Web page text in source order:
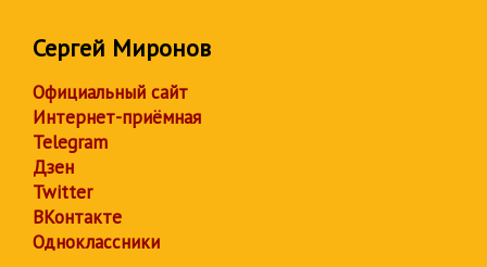
Сергей Миронов
Официальный сайт
Интернет-приёмная
Telegram
Дзен
Twitter
ВКонтакте
Одноклассники